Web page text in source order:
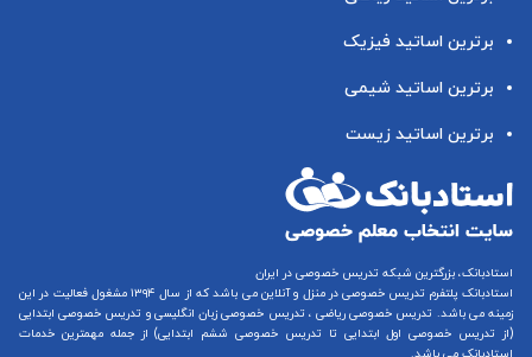
برترین اساتید فیزیک
برترین اساتید شیمی
برترین اساتید زیست
استادبانک، بزرگترین شبکه تدریس خصوصی در ایران
استادبانک پلتفرم تدریس خصوصی در منزل و آنلاین
می باشد که از سال ۱۳۹۴ مشغول فعالیت در این
زمینه می باشد. تدریس خصوصی ریاضی ، تدریس خصوصی زبان انگلیسیو تدریس خصوصی ابتدایی
(از تدریس خصوصی اول ابتدایی تا تدریس خصوصی ششم ابتدایی) از جمله مهمترین خدمات